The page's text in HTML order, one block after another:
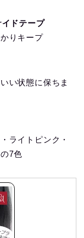
イドテープ
りキープ
い状態に保ちま
ライトピンク・
7色